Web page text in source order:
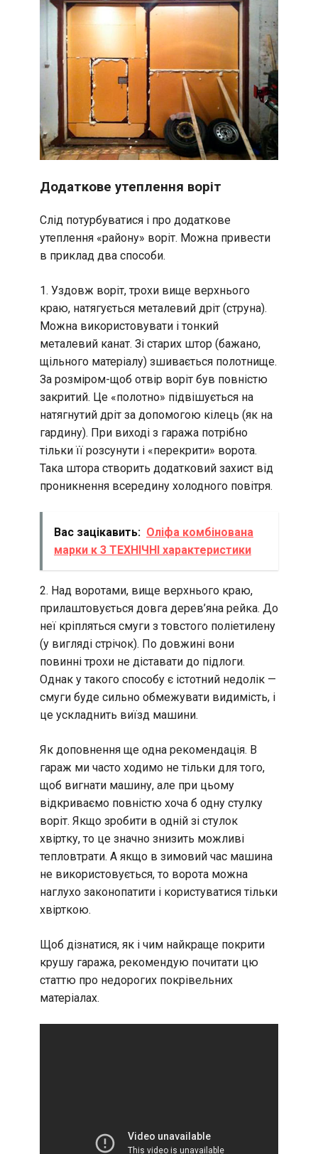
Додаткове утеплення воріт
Слід потурбуватися і про додаткове
утеплення «району» воріт. Можна привести
в приклад два способи.
1. Уздовж воріт, трохи вище верхнього
краю, натягується металевий дріт (струна).
Можна використовувати і тонкий
металевий канат. Зі старих штор (бажано,
щільного матеріалу) зшивається полотнище.
За розміром-щоб отвір воріт був повністю
закритий. Це «полотно» підвішується на
натягнутий дріт за допомогою кілець (як на
гардину). При виході з гаража потрібно
тільки її розсунути і «перекрити» ворота.
Така штора створить додатковий захист від
проникнення всередину холодного повітря.
Вас зацікавить: Оліфа комбінована
марки к 3 ТЕХНІЧНІ характеристики
2. Над воротами, вище верхнього краю,
прилаштовується довга дерев’яна рейка. До
неї кріпляться смуги з товстого поліетилену
(у вигляді стрічок). По довжині вони
повинні трохи не діставати до підлоги.
Однак у такого способу є істотний недолік —
смуги буде сильно обмежувати видимість, і
це ускладнить виїзд машини.
Як доповнення ще одна рекомендація. В
гараж ми часто ходимо не тільки для того,
щоб вигнати машину, але при цьому
відкриваємо повністю хоча б одну стулку
воріт. Якщо зробити в одній зі стулок
хвіртку, то це значно знизить можливі
тепловтрати. А якщо в зимовий час машина
не використовується, то ворота можна
наглухо законопатити і користуватися тільки
хвірткою.
Щоб дізнатися, як і чим найкраще покрити
крушу гаража, рекомендую почитати цю
статтю про недорогих покрівельних
матеріалах.